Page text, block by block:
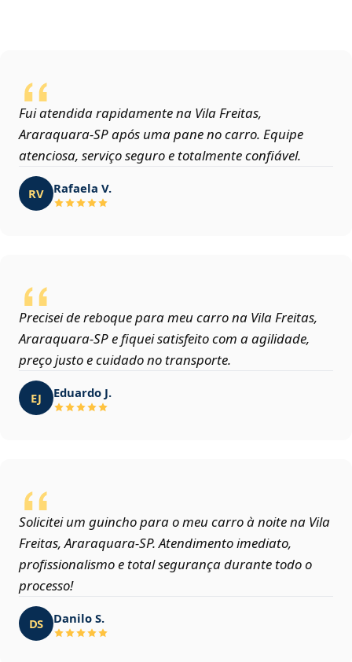
Fui atendida rapidamente na Vila Freitas,
Araraquara‑SP após uma pane no carro. Equipe
atenciosa, serviço seguro e totalmente confiável.
RV Rafaela V.
Precisei de reboque para meu carro na Vila Freitas,
Araraquara‑SP e fiquei satisfeito com a agilidade,
preço justo e cuidado no transporte.
EJ Eduardo J.
Solicitei um guincho para o meu carro à noite na Vila
Freitas, Araraquara‑SP. Atendimento imediato,
profissionalismo e total segurança durante todo o
processo!
DS Danilo S.